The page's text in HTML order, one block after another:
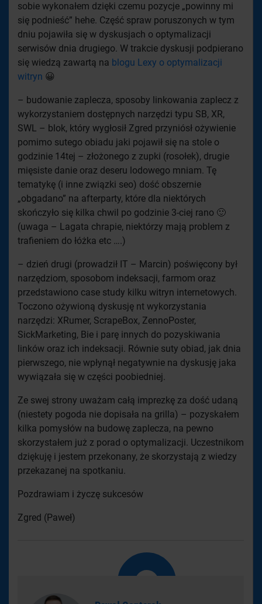
sobie wykonałem dzięki czemu pozycje „powinny mi
się podnieść” hehe. Część spraw poruszonych w tym
dniu pojawiła się w dyskusjach o optymalizacji
serwisów dnia drugiego. W trakcie dyskusji podpierano
się wiedzą zawartą na blogu Lexy o optymalizacji
witryn 😀
– budowanie zaplecza, sposoby linkowania zaplecz z
wykorzystaniem dostępnych narzędzi typu SB, XR,
SWL – blok, który wygłosił Zgred przyniósł ożywienie
pomimo sutego obiadu jaki pojawił się na stole o
godzinie 14tej – złożonego z zupki (rosołek), drugie
mięsiste danie oraz deseru lodowego mniam. Tę
tematykę (i inne związki seo) dość obszernie
„obgadano” na afterparty, które dla niektórych
skończyło się kilka chwil po godzinie 3-ciej rano 🙂
(uwaga – Lagata chrapie, niektórzy mają problem z
trafieniem do łóżka etc ….)
– dzień drugi (prowadził IT – Marcin) poświęcony był
narzędziom, sposobom indeksacji, farmom oraz
przedstawiono case study kilku witryn internetowych.
Toczono ożywioną dyskusję nt wykorzystania
narzędzi: XRumer, ScrapeBox, ZennoPoster,
SickMarketing, Bie i parę innych do pozyskiwania
linków oraz ich indeksacji. Równie suty obiad, jak dnia
pierwszego, nie wpłynął negatywnie na dyskusję jaka
wywiązała się w części poobiedniej.
Ze swej strony uważam całą imprezkę za dość udaną
(niestety pogoda nie dopisała na grilla) – pozyskałem
kilka pomysłów na budowę zaplecza, na pewno
skorzystałem już z porad o optymalizacji. Uczestnikom
dziękuję i jestem przekonany, że skorzystają z wiedzy
przekazanej na spotkaniu.
Pozdrawiam i życzę sukcesów
Zgred (Paweł)